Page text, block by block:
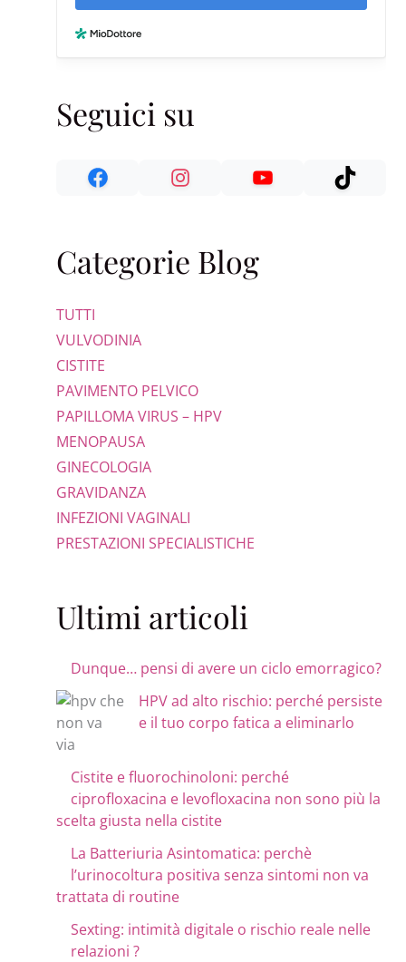
Seguici su
Categorie Blog
TUTTI
VULVODINIA
CISTITE
PAVIMENTO PELVICO
PAPILLOMA VIRUS – HPV
MENOPAUSA
GINECOLOGIA
GRAVIDANZA
INFEZIONI VAGINALI
PRESTAZIONI SPECIALISTICHE
Ultimi articoli
Dunque… pensi di avere un ciclo emorragico?
HPV ad alto rischio: perché persiste
e il tuo corpo fatica a eliminarlo
Cistite e fluorochinoloni: perché
ciprofloxacina e levofloxacina non sono più la
scelta giusta nella cistite
La Batteriuria Asintomatica: perchè
l’urinocoltura positiva senza sintomi non va
trattata di routine
Sexting: intimità digitale o rischio reale nelle
relazioni ?